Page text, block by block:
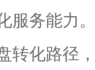
服务能力
转化路径